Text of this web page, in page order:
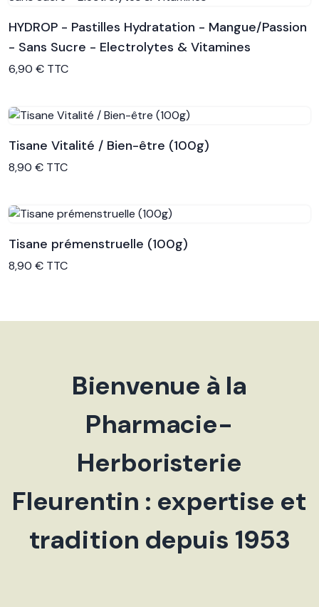
Voir le produit
HYDROP - Pastilles Hydratation - Mangue/Passion
- Sans Sucre - Electrolytes & Vitamines
6,90 € TTC
Voir le produit
Tisane Vitalité / Bien-être (100g)
8,90 € TTC
Voir le produit
Tisane prémenstruelle (100g)
8,90 € TTC
Bienvenue à la
Pharmacie-
Herboristerie
Fleurentin : expertise et
tradition depuis 1953